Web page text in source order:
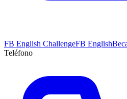
FB English ChallengeFB English
Teléfono